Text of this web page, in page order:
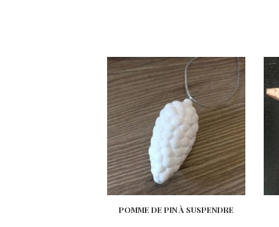
POMME DE PIN À SUSPENDRE